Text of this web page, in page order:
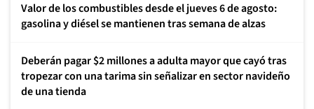
Valor de los combustibles desde el jueves 6 de agosto:
gasolina y diésel se mantienen tras semana de alzas
Deberán pagar $2 millones a adulta mayor que cayó tras
tropezar con una tarima sin señalizar en sector navideño
de una tienda